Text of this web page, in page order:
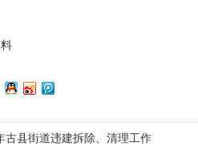
古县街道违建拆除、清理工作